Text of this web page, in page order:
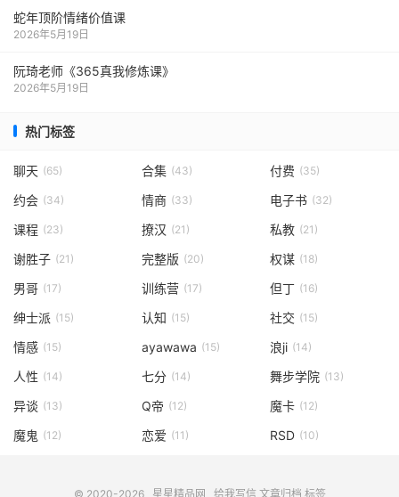
蛇年顶阶情绪价值课
2026年5月19日
阮琦老师《365真我修炼课》
2026年5月19日
热门标签
聊天 (65) 合集 (43) 付费 (35)
约会 (34) 情商 (33) 电子书 (32)
课程 (23) 撩汉 (21) 私教 (21)
谢胜子 (21) 完整版 (20) 权谋 (18)
男哥 (17) 训练营 (17) 但丁 (16)
绅士派 (15) 认知 (15) 社交 (15)
情感 (15) ayawawa (15) 浪ji (14)
人性 (14) 七分 (14) 舞步学院 (13)
异谈 (13) Q帝 (12) 魔卡 (12)
魔鬼 (12) 恋爱 (11) RSD (10)
© 2020-2026 星星精品网 给我写信 文章归档 标签